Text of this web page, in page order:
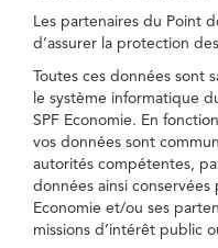
Les partenaires du Point
d’assurer la protection
Toutes ces données sont
le système informatique
SPF Economie. En
vos données sont
autorités compétentes,
données ainsi
Economie et/ou ses
missions d’intérêt public